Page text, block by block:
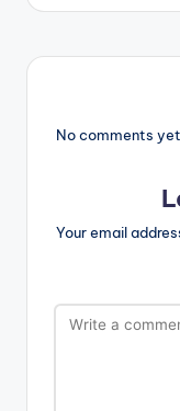
No comments
Your email